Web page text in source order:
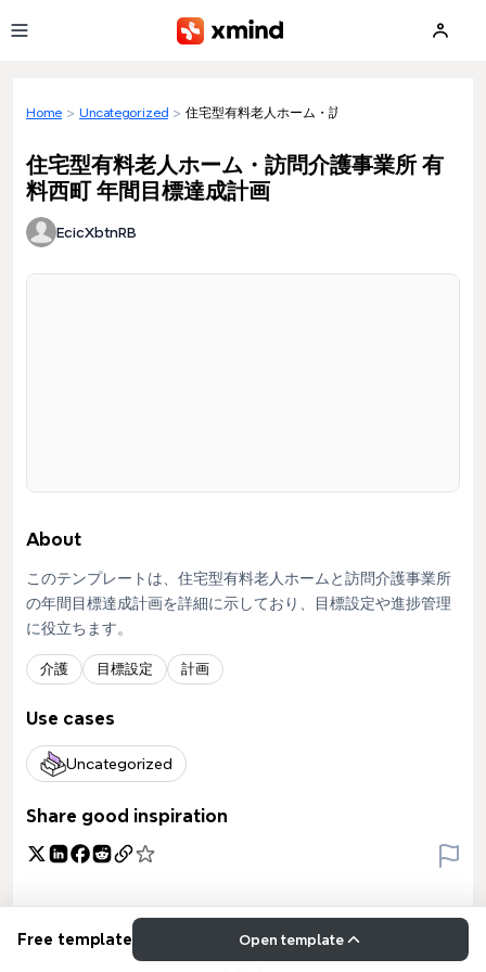
Home > Uncategorized > 住宅型有料老人ホーム・訪問介護事業所 有料西町
住宅型有料老人ホーム・訪問介護事業所 有
料西町 年間目標達成計画
EcicXbtnRB
About
このテンプレートは、住宅型有料老人ホームと訪問介護事業所
の年間目標達成計画を詳細に示しており、目標設定や進捗管理
に役立ちます。
介護 目標設定 計画
Use cases
Uncategorized
Share good inspiration
Free template Open template